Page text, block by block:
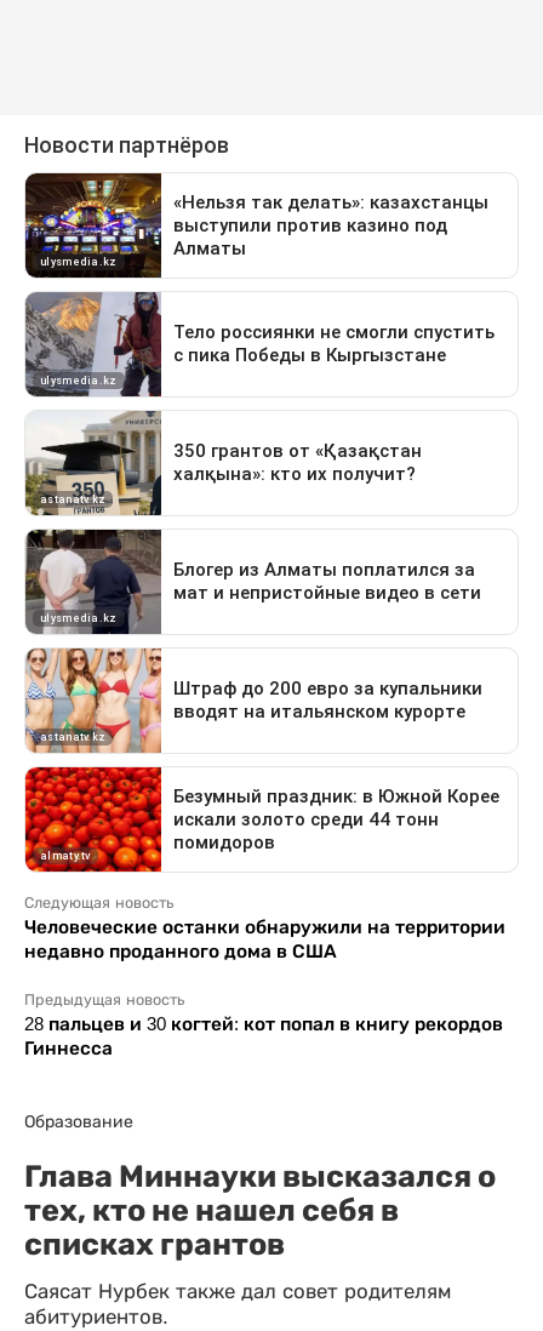
Следующая новость
Человеческие останки обнаружили на территории
недавно проданного дома в США
Предыдущая новость
28 пальцев и 30 когтей: кот попал в книгу рекордов
Гиннесса
Образование
Глава Миннауки высказался о
тех, кто не нашел себя в
списках грантов
Саясат Нурбек также дал совет родителям
абитуриентов.